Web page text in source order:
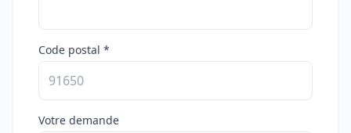
Code postal *
Votre demande